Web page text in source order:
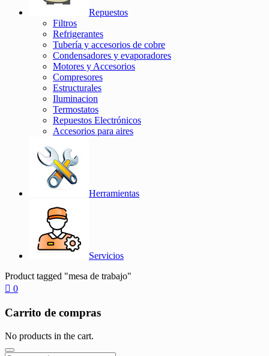
Repuestos
Filtros
Refrigerantes
Tubería y accesorios de cobre
Condensadores y evaporadores
Motores y Accesorios
Compresores
Estructurales
Iluminacion
Termostatos
Repuestos Electrónicos
Accesorios para aires
Herramientas
Servicios
Product tagged "mesa de trabajo"
0
Carrito de compras
No products in the cart.